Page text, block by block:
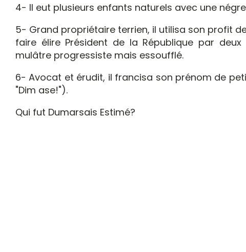
4- Il eut plusieurs enfants naturels avec une
5- Grand propriétaire terrien, il utilisa son profit
faire élire Président de la République par
mulâtre progressiste mais essoufflé.
6- Avocat et érudit, il francisa son prénom de
"Dim ase!").
Qui fut Dumarsais Estimé?